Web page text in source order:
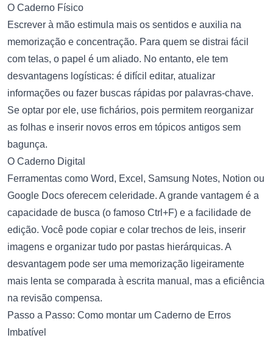
O Caderno Físico
Escrever à mão estimula mais os sentidos e auxilia na
memorização e concentração. Para quem se distrai fácil
com telas, o papel é um aliado. No entanto, ele tem
desvantagens logísticas: é difícil editar, atualizar
informações ou fazer buscas rápidas por palavras-chave.
Se optar por ele, use fichários, pois permitem reorganizar
as folhas e inserir novos erros em tópicos antigos sem
bagunça.
O Caderno Digital
Ferramentas como Word, Excel, Samsung Notes, Notion ou
Google Docs oferecem celeridade. A grande vantagem é a
capacidade de busca (o famoso Ctrl+F) e a facilidade de
edição. Você pode copiar e colar trechos de leis, inserir
imagens e organizar tudo por pastas hierárquicas. A
desvantagem pode ser uma memorização ligeiramente
mais lenta se comparada à escrita manual, mas a eficiência
na revisão compensa.
Passo a Passo: Como montar um Caderno de Erros
Imbatível